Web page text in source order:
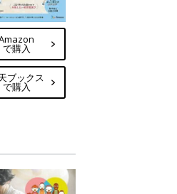
で購入
ブックス
で購入